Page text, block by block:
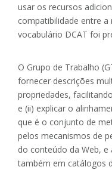
usar os recursos
compatibilidade entre
vocabulário DCAT foi
O Grupo de Trabalho
fornecer descrições
propriedades,
e (ii) explicar o
que é o conjunto de
pelos mecanismos de
do conteúdo da Web,
também em catálogos